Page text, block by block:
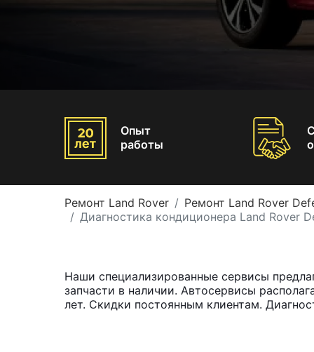
Опыт
работы
Ремонт Land Rover
Ремонт Land Rover
Диагностика кондиционера Land Rover
Наши специализированные сервисы
запчасти в наличии. Автосервисы
лет. Скидки постоянным клиентам.